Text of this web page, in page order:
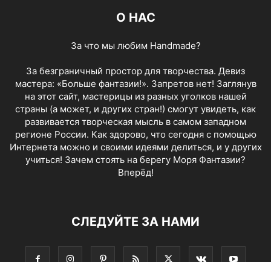
О НАС
За что мы любим Handmade?
За безграничный простор для творчества. Девиз
мастера: «Больше фантазии!». Запретов нет! Заглянув
на этот сайт, мастерицы из разных уголков нашей
страны (а может, и других стран!) смогут увидеть, как
развивается творческая мысль в самом западном
регионе России. Как здорово, что сегодня с помощью
Интернета можно и своими идеями делиться, и у других
учиться! Зачем стоять на берегу Моря Фантазии?
Вперёд!
СЛЕДУЙТЕ ЗА НАМИ